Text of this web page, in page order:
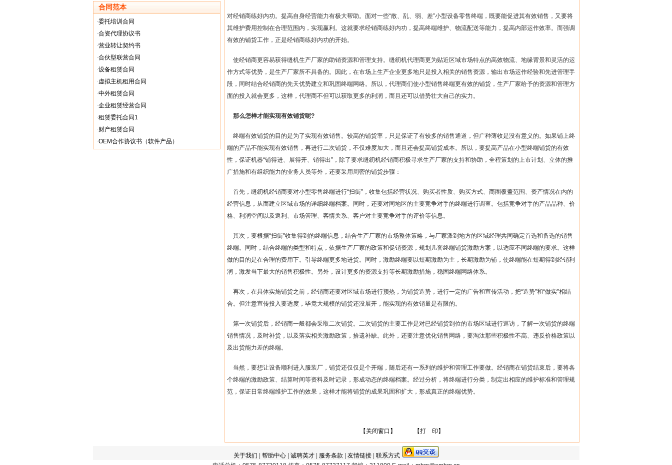
合同范本
·委托培训合同
·合资代理协议书
·营业转让契约书
·合伙型联营合同
·设备租赁合同
·虚拟主机租用合同
·中外租赁合同
·企业租赁经营合同
·租赁委托合同1
·财产租赁合同
·OEM合作协议书（软件产品）
对经销商练好内功。提高自身经营能力有极大帮助。面对一些“散、乱、弱、差”小型设备零售终端，既要能促进其有效销售，又要将
其维护费用控制在合理范围内，实现赢利。这就要求经销商练好内功，提高终端维护、物流配送等能力，提高内部运作效率。而强调
有效的铺货工作，正是经销商练好内功的开始。
使经销商更容易获得缝机生产厂家的助销资源和管理支持。缝纫机代理商更为贴近区域市场特点的高效物流、地缘背景和灵活的运
作方式等优势，是生产厂家所不具备的。因此，在市场上生产企业更多地只是投入相关的销售资源，输出市场运作经验和先进管理手
段，同时结合经销商的先天优势建立和巩固终端网络。所以，代理商们使小型销售终端更有效的铺货，生产厂家给予的资源和管理方
面的投入就会更多，这样，代理商不但可以获取更多的利润，而且还可以借势壮大自己的实力。
那么怎样才能实现有效铺货呢?
终端有效铺货的目的是为了实现有效销售。较高的铺货率，只是保证了有较多的销售通道，但广种薄收是没有意义的。如果铺上终
端的产品不能实现有效销售，再进行二次铺货，不仅难度加大，而且还会提高铺货成本。所以，要提高产品在小型终端铺货的有效
性，保证机器“铺得进、展得开、销得出”，除了要求缝纫机经销商积极寻求生产厂家的支持和协助，全程策划的上市计划、立体的推
广措施和有组织能力的业务人员等外，还要采用周密的铺货步骤：
首先，缝纫机经销商要对小型零售终端进行“扫街”，收集包括经营状况、购买者性质、购买方式、商圈覆盖范围、资产情况在内的
经营信息，从而建立区域市场的详细终端档案。同时，还要对同地区的主要竞争对手的终端进行调查。包括竞争对手的产品品种、价
格、利润空间以及返利、市场管理、客情关系、客户对主要竞争对手的评价等信息。
其次，要根据“扫街"收集得到的终端信息，结合生产厂家的市场整体策略，与厂家派到地方的区域经理共同确定首选和备选的销售
终端。同时，结合终端的类型和特点，依据生产厂家的政策和促销资源，规划几套终端铺货激励方案，以适应不同终端的要求。这样
做的目的是在合理的费用下。引导终端更多地进货。同时，激励终端要以短期激励为主，长期激励为辅，使终端能在短期得到经销利
润，激发当下最大的销售积极性。另外，设计更多的资源支持等长期激励措施，稳固终端网络体系。
再次，在具体实施铺货之前，经销商还要对区域市场进行预热，为铺货造势，进行一定的广告和宣传活动，把“造势”和“做实”相结
合。但注意宣传投入要适度，毕竟大规模的铺货还没展开，能实现的有效销量是有限的。
第一次铺货后，经销商一般都会采取二次铺货。二次铺货的主要工作是对已经铺货到位的市场区域进行巡访，了解一次铺货的终端
销售情况，及时补货，以及落实相关激励政策，拾遗补缺。此外，还要注意优化销售网络，要淘汰那些积极性不高、违反价格政策以
及出货能力差的终端。
当然，要想让设备顺利进入服装厂，铺货还仅仅是个开端，随后还有一系列的维护和管理工作要做。经销商在铺货结束后，要将各
个终端的激励政策、结算时间等资料及时记录，形成动态的终端档案。经过分析，将终端进行分类，制定出相应的维护标准和管理规
范，保证日常终端维护工作的效果，这样才能将铺货的成果巩固和扩大，形成真正的终端优势。
【关闭窗口】 【打 印】
关于我们 帮助中心| 诚聘英才| 服务条款 友情链接| 联系方式